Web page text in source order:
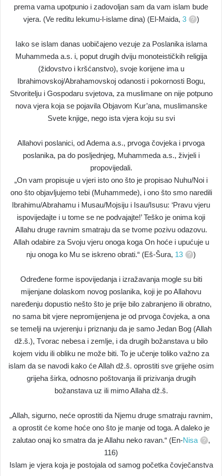
prema vama upotpunio i zadovoljan sam da vam islam bude
vjera. (Ve reditu lekumu-l-islame dina) (El-Maida, 3 )
Iako se islam danas uobičajeno vezuje za Poslanika islama
Muhammeda a.s. i, poput drugih dviju monoteističkih religija
(židovstvo i kršćanstvo), svoje korijene ima u
Ibrahimovskoj/Abrahamovskoj odanosti i pokornosti Bogu,
Stvoritelju i Gospodaru svjetova, za muslimane on nije potpuno
nova vjera koja se pojavila Objavom Kur’ana, muslimanske
Svete knjige, nego ista vjera koju su svi
Allahovi poslanici, od Adema a.s., prvoga čovjeka i prvoga
poslanika, pa do posljednjeg, Muhammeda a.s., živjeli i
propovijedali.
„On vam propisuje u vjeri isto ono što je propisao Nuhu/Noi i
ono što objavljujemo tebi (Muhammede), i ono što smo naredili
Ibrahimu/Abrahamu i Musau/Mojsiju i Isau/Isusu: ‘Pravu vjeru
ispovijedajte i u tome se ne podvajajte!’ Teško je onima koji
Allahu druge ravnim smatraju da se tvome pozivu odazovu.
Allah odabire za Svoju vjeru onoga koga On hoće i upućuje u
nju onoga ko Mu se iskreno obrati.“ (Eš-Šura, 13 )
Određene forme ispovijedanja i izražavanja mogle su biti
mijenjane dolaskom novog poslanika, koji je po Allahovu
naređenju dopustio nešto što je prije bilo zabranjeno ili obratno,
no sama bit vjere nepromijenjena je od prvoga čovjeka, a ona
se temelji na uvjerenju i priznanju da je samo Jedan Bog (Allah
dž.š.), Tvorac nebesa i zemlje, i da drugih božanstava u bilo
kojem vidu ili obliku ne može biti. To je učenje toliko važno za
islam da se navodi kako će Allah dž.š. oprostiti sve grijehe osim
grijeha širka, odnosno poštovanja ili prizivanja drugih
božanstava uz ili mimo Allaha dž.š.
„Allah, sigurno, neće oprostiti da Njemu druge smatraju ravnim,
a oprostit će kome hoće ono što je manje od toga. A daleko je
zalutao onaj ko smatra da je Allahu neko ravan.“ (En-Nisa
,
116)
Islam je vjera koja je postojala od samog početka čovječanstva